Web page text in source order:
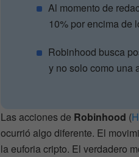
Al momento de
10% por encima de
Robinhood busca
y no solo como una
Las acciones de Robinhood (
ocurrió algo diferente. El
la euforia cripto. El verdadero